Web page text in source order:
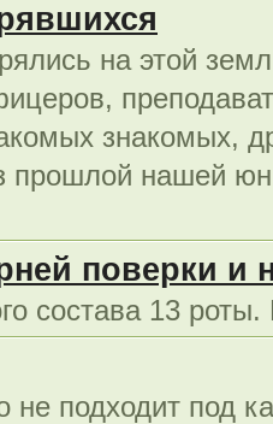
на этой
знакомых,
прошлой нашей
поверки и
состава 13
подходит под